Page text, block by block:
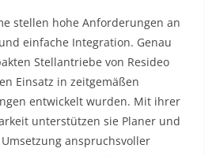
stellen hohe Anforderungen an
einfache Integration. Genau
Stellantriebe von Resideo
Einsatz in zeitgemäßen
entwickelt wurden. Mit ihrer
unterstützen sie Planer und
anspruchsvoller